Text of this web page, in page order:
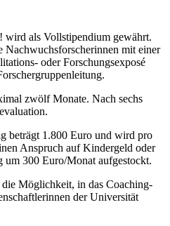
als Vollstipendium gewährt.
Nachwuchsforscherinnen mit einer
oder Forschungsexposé
zwölf Monate. Nach sechs
beträgt 1.800 Euro und wird pro
Anspruch auf Kindergeld oder
300 Euro/Monat aufgestockt.
Möglichkeit, in das Coaching-
der Universität